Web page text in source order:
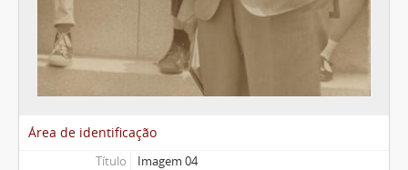
Área de identificação
Título Imagem 04